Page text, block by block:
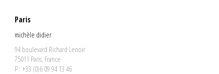
Paris
michèle didier
94 boulevard Richard Lenoir
75011 Paris, France
P : +33 (0)6 09 94 13 46